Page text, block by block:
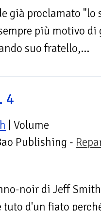
già proclamato "lo
più motivo
suo fratello,...
4
| Volume
Publishing -
noir di Jeff
d'un fiato